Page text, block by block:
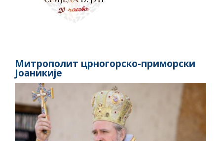
Митрополит црногорско-приморски
Јоаникије